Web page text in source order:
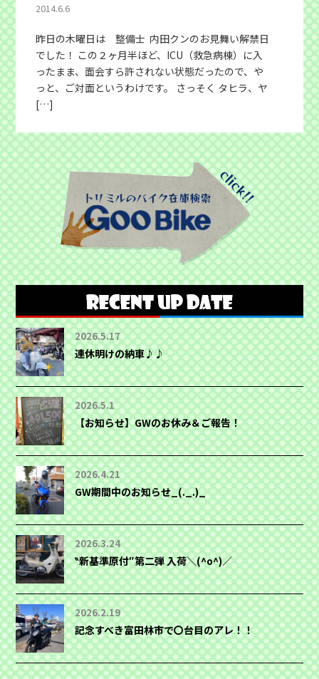
2014.6.6
昨日の木曜日は 整備士 内田クンのお見舞い解禁日
でした！ この２ヶ月半ほど、ICU（救急病棟）に入
ったまま、面会すら許されない状態だったので、や
っと、ご対面というわけです。 さっそく タヒラ、ヤ
[…]
2026.5.17
連休明けの納車♪♪
2026.5.1
【お知らせ】GWのお休み＆ご報告！
2026.4.21
GW期間中のお知らせ_(._.)_
2026.3.24
‶新基準原付″第二弾 入荷＼(^o^)／
2026.2.19
記念すべき富田林市で〇台目のアレ！！